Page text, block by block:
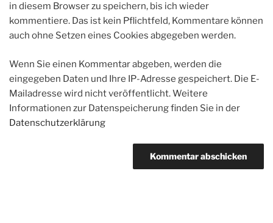
in diesem Browser zu speichern, bis ich wieder
kommentiere. Das ist kein Pflichtfeld, Kommentare können
auch ohne Setzen eines Cookies abgegeben werden.
Wenn Sie einen Kommentar abgeben, werden die
eingegeben Daten und Ihre IP-Adresse gespeichert. Die E-
Mailadresse wird nicht veröffentlicht. Weitere
Informationen zur Datenspeicherung finden Sie in der
Datenschutzerklärung